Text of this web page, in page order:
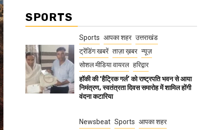
SPORTS
Sports आपका शहर उत्तराखंड
ट्रेंडिंग खबरें ताज़ा ख़बर न्यूज़
सोशल मीडिया वायरल हरिद्वार
हॉकी की ‘हैट्रिक गर्ल’ को राष्ट्रपति भवन से आया
निमंत्रण, स्वतंत्रता दिवस समारोह में शामिल होंगी
वंदना कटारिया
Newsbeat Sports आपका शहर